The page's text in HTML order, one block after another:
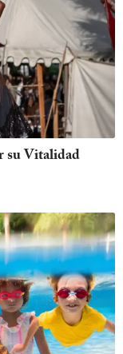
su Vitalidad